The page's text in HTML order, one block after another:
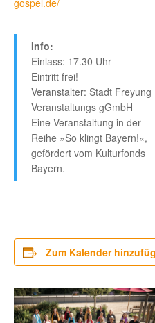
gospel.de/
Info:
Einlass: 17.30 Uhr
Eintritt frei!
Veranstalter: Stadt Freyung
Veranstaltungs gGmbH
Eine Veranstaltung in der
Reihe »So klingt Bayern!«,
gefördert vom Kulturfonds
Bayern.
Zum Kalender